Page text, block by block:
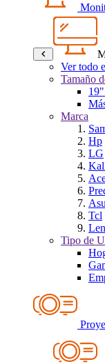
Ver todo
Tamaño
Marca
Hp
LG
Tcl
Tipo de